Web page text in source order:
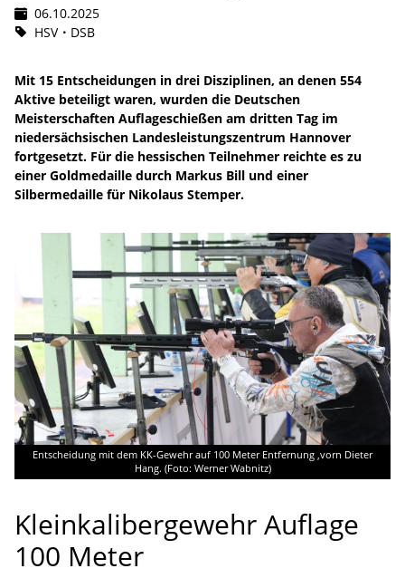
06.10.2025
HSV
DSB
Mit 15 Entscheidungen in drei Disziplinen, an denen 554
Aktive beteiligt waren, wurden die Deutschen
Meisterschaften Auflageschießen am dritten Tag im
niedersächsischen Landesleistungszentrum Hannover
fortgesetzt. Für die hessischen Teilnehmer reichte es zu
einer Goldmedaille durch Markus Bill und einer
Silbermedaille für Nikolaus Stemper.
Entscheidung mit dem KK-Gewehr auf 100 Meter Entfernung ,vorn Dieter
Hang. (Foto: Werner Wabnitz)
Kleinkalibergewehr Auflage
100 Meter